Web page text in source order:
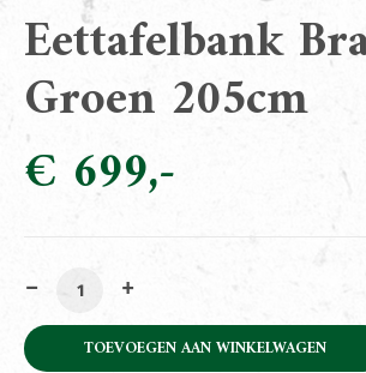
Eettafelbank
Groen 205cm
€ 699
Eettafelbank Bram Groen 205cm
TOEVOEGEN AAN WINKELWAGEN